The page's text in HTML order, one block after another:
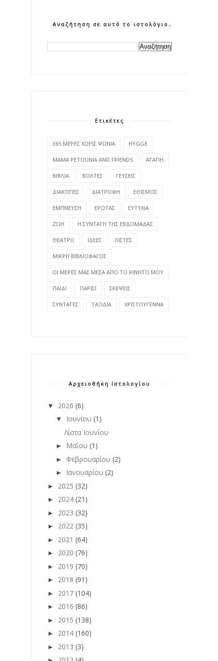
Αναζήτηση σε αυτό το ιστολόγιο
Ετικέτες
365 ΜΕΡΕΣ ΧΩΡΙΣ ΨΩΝΙΑ HYGGE
MAMA PETOUNIA AND FRIENDS ΑΓΑΠΗ
ΒΙΒΛΙΑ ΒΟΛΤΕΣ ΓΕΥΣΕΙΣ
ΔΙΑΚΟΠΕΣ ΔΙΑΤΡΟΦΗ ΕΘΙΣΜΟΣ
ΕΜΠΝΕΥΣΗ ΕΡΩΤΑΣ ΕΥΤΥΧΙΑ
ΖΩΗ Η ΣΥΝΤΑΓΗ ΤΗΣ ΕΒΔΟΜΑΔΑΣ
ΘΕΑΤΡΟ ΙΔΕΕΣ ΛΙΣΤΕΣ
ΜΙΚΡΗ ΒΙΒΛΙΟΦΑΓΟΣ
ΟΙ ΜΕΡΕΣ ΜΑΣ ΜΕΣΑ ΑΠΟ ΤΟ ΚΙΝΗΤΟ ΜΟΥ
ΠΑΙΔΙ ΠΑΡΙΣΙ ΣΚΕΨΕΙΣ
ΣΥΝΤΑΓΕΣ ΤΑΞΙΔΙΑ ΧΡΙΣΤΟΥΓΕΝΝΑ
Αρχειοθήκη Ιστολογίου
▼ 2026 (6)
▼ Ιουνίου (1)
Λίστα Ιουνίου
► Μαΐου (1)
► Φεβρουαρίου (2)
► Ιανουαρίου (2)
► 2025 (32)
► 2024 (21)
► 2023 (32)
► 2022 (35)
► 2021 (64)
► 2020 (76)
► 2019 (70)
► 2018 (91)
► 2017 (104)
► 2016 (86)
► 2015 (138)
► 2014 (160)
► 2013 (3)